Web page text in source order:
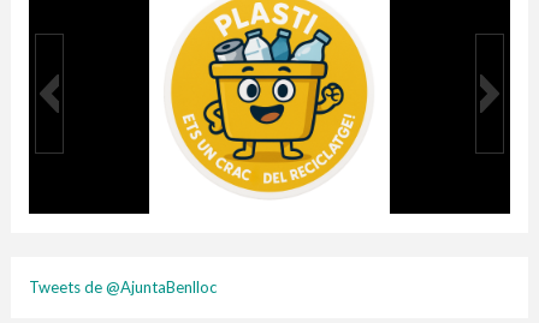
Tweets de @AjuntaBenlloc